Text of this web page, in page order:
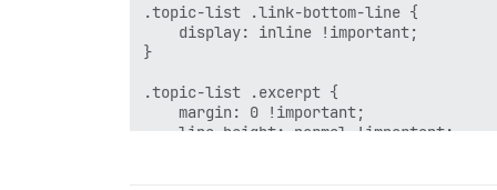
.topic-list .link-bottom-line {
    display: inline !important;
}
.topic-list .excerpt {
    margin: 0 !important;
    line-height: normal !important;